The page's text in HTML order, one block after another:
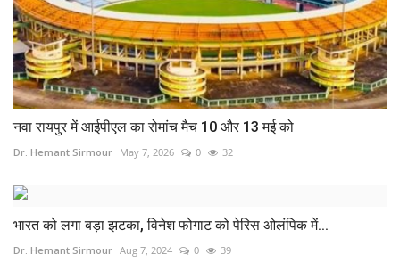
नवा रायपुर में आईपीएल का रोमांच मैच 10 और 13 मई को
Dr. Hemant Sirmour May 7, 2026 0 32
भारत को लगा बड़ा झटका, विनेश फोगाट को पेर‍िस ओलंप‍िक में...
Dr. Hemant Sirmour Aug 7, 2024 0 39